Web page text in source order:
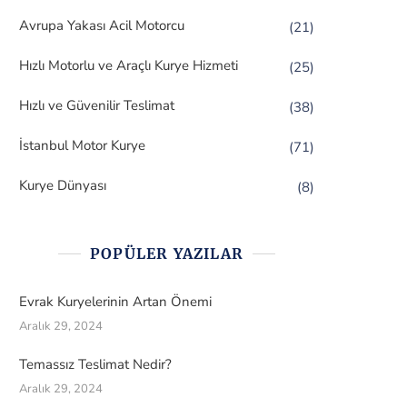
Avrupa Yakası Acil Motorcu (21)
Hızlı Motorlu ve Araçlı Kurye Hizmeti (25)
Hızlı ve Güvenilir Teslimat (38)
İstanbul Motor Kurye (71)
Kurye Dünyası (8)
POPÜLER YAZILAR
Evrak Kuryelerinin Artan Önemi
Aralık 29, 2024
Temassız Teslimat Nedir?
Aralık 29, 2024